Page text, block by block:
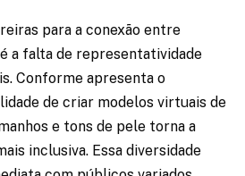
para a conexão entre
a falta de representatividade
Conforme apresenta o
de criar modelos virtuais de
e tons de pele torna a
inclusiva. Essa diversidade